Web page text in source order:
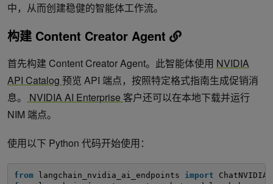
中，从而创建稳健的智能体工作流。
构建 Content Creator Agent
首先构建 Content Creator Agent。此智能体使用 NVIDIA
API Catalog 预览 API 端点，按照特定格式指南生成促销消
息。
NVIDIA AI Enterprise 客户还可以在本地下载并运行
NIM 端点。
使用以下 Python 代码开始使用：
from langchain_nvidia_ai_endpoints import
ChatNVIDIA